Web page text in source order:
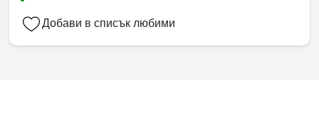
Добави в списък любими